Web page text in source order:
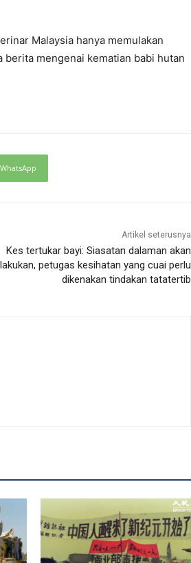
Malaysia hanya memulakan
berita mengenai kematian babi hutan
WhatsApp
Artikel seterusnya
Kes tertukar bayi: Siasatan dalaman akan
petugas kesihatan yang cuai perlu
dikenakan tindakan tatatertib